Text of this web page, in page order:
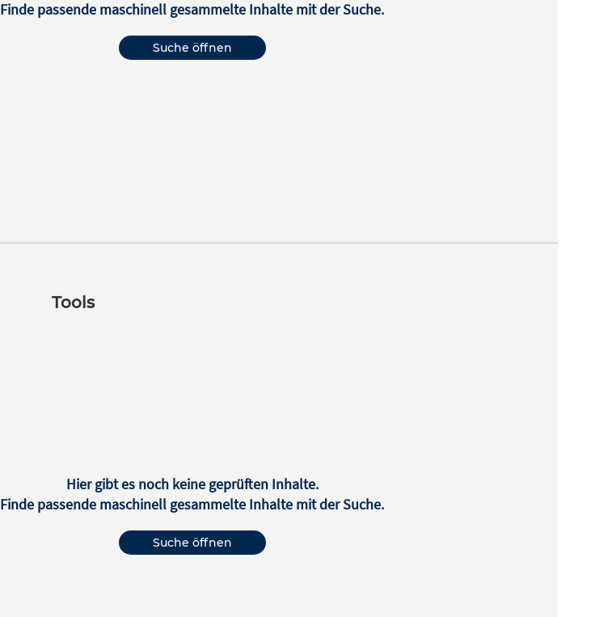
Finde passende maschinell gesammelte Inhalte mit der Suche.
Suche öffnen
Tools
Hier gibt es noch keine geprüften Inhalte.
Finde passende maschinell gesammelte Inhalte mit der Suche.
Suche öffnen